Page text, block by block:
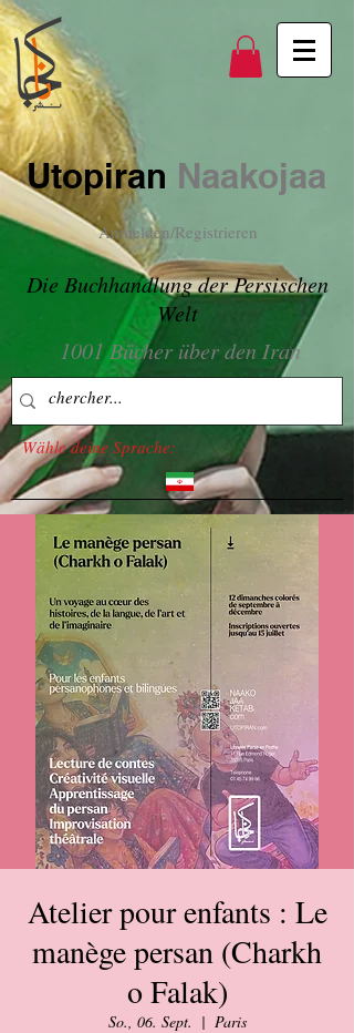
Utopiran Naakojaa
Anmelden/Registrieren
Die Buchhandlung der Persischen
Welt
1001 Bücher über den Iran
Wähle deine Sprache:
Atelier pour enfants : Le
manège persan (Charkh
o Falak)
So., 06. Sept.
  |
Paris